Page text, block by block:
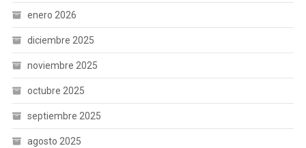
enero 2026
diciembre 2025
noviembre 2025
octubre 2025
septiembre 2025
agosto 2025